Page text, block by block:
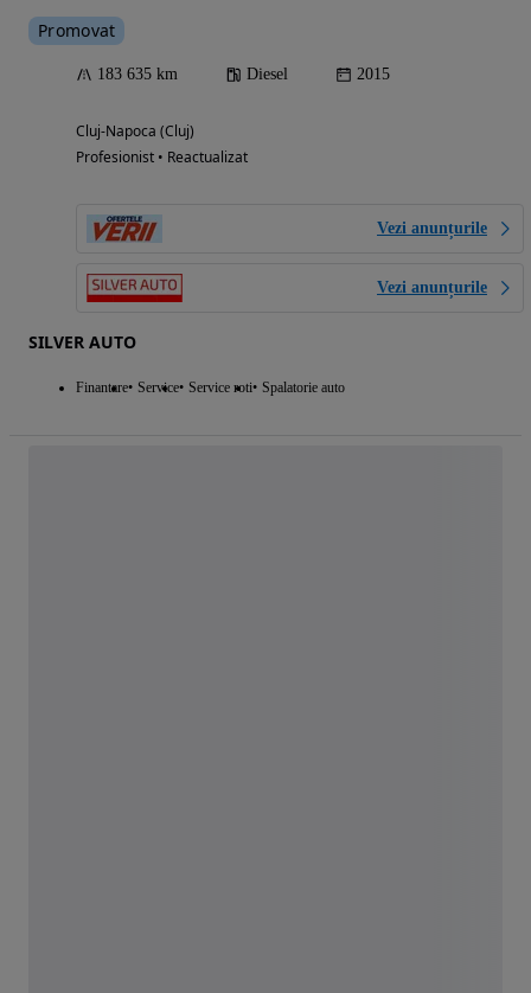
Promovat
183 635 km Diesel 2015
Cluj-Napoca (Cluj)
Profesionist • Reactualizat
Vezi anunțurile
Vezi anunțurile
SILVER AUTO
Finantare Service Service roti Spalatorie auto